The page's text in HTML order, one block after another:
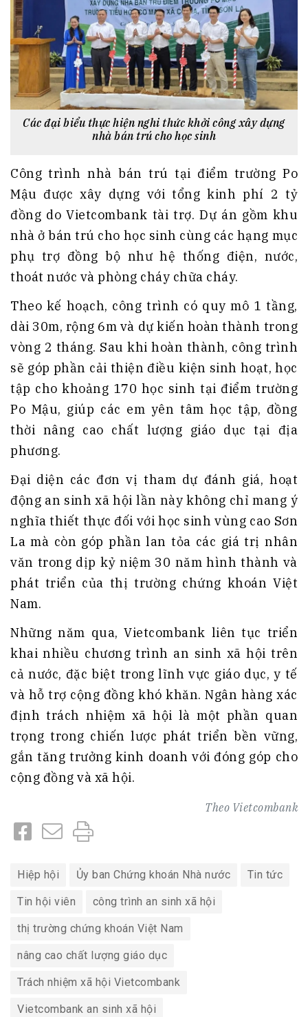
Các đại biểu thực hiện nghi thức khởi công xây dựng
nhà bán trú cho học sinh
Công trình nhà bán trú tại điểm trường Po
Mậu được xây dựng với tổng kinh phí 2 tỷ
đồng do Vietcombank tài trợ. Dự án gồm khu
nhà ở bán trú cho học sinh cùng các hạng mục
phụ trợ đồng bộ như hệ thống điện, nước,
thoát nước và phòng cháy chữa cháy.
Theo kế hoạch, công trình có quy mô 1 tầng,
dài 30m, rộng 6m và dự kiến hoàn thành trong
vòng 2 tháng. Sau khi hoàn thành, công trình
sẽ góp phần cải thiện điều kiện sinh hoạt, học
tập cho khoảng 170 học sinh tại điểm trường
Po Mậu, giúp các em yên tâm học tập, đồng
thời nâng cao chất lượng giáo dục tại địa
phương.
Đại diện các đơn vị tham dự đánh giá, hoạt
động an sinh xã hội lần này không chỉ mang ý
nghĩa thiết thực đối với học sinh vùng cao Sơn
La mà còn góp phần lan tỏa các giá trị nhân
văn trong dịp kỷ niệm 30 năm hình thành và
phát triển của thị trường chứng khoán Việt
Nam.
Những năm qua, Vietcombank liên tục triển
khai nhiều chương trình an sinh xã hội trên
cả nước, đặc biệt trong lĩnh vực giáo dục, y tế
và hỗ trợ cộng đồng khó khăn. Ngân hàng xác
định trách nhiệm xã hội là một phần quan
trọng trong chiến lược phát triển bền vững,
gắn tăng trưởng kinh doanh với đóng góp cho
cộng đồng và xã hội.
Theo Vietcombank
Hiệp hội Ủy ban Chứng khoán Nhà nước Tin tức
Tin hội viên công trình an sinh xã hội
thị trường chứng khoán Việt Nam
nâng cao chất lượng giáo dục
Trách nhiệm xã hội Vietcombank
Vietcombank an sinh xã hội